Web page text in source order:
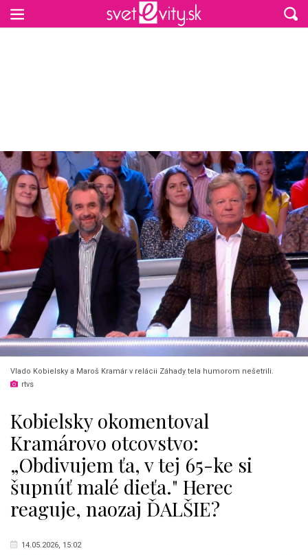
Vlado Kobielsky a Maroš Kramár v relácii Záhady tela humorom nešetrili.
rtvs
Kobielsky okomentoval
Kramárovo otcovstvo:
„Obdivujem ťa, v tej 65-ke si
šupnúť malé dieťa." Herec
reaguje, naozaj ĎALŠIE?
14.05.2026, 15:02